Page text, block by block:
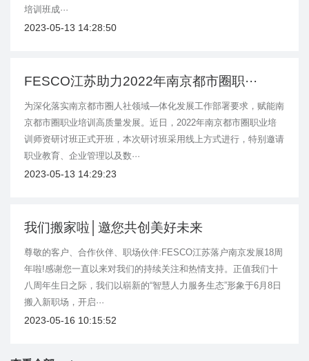
培训班成···
2023-05-13 14:28:50
FESCO江苏助力2022年南京都市圈职···
为深化落实南京都市圈人社领域—体化发展工作部署要求，赋能南
京都市圈职业培训高质量发展。近日，2022年南京都市圈职业培
训师资研讨班正式开班，本次研讨班采用线上方式进行，特别邀请
职业教育、企业管理以及数···
2023-05-13 14:29:23
我们搬家啦│邀您共创美好未来
尊敬的客户、合作伙伴、职场伙伴:FESCO江苏落户南京发展18周
年啦!感谢您一直以来对我们的持续关注和热情支持。正值我们十
八周年生日之际，我们以崭新的“智慧人力服务生态”形象于6月8日
搬入新职场，开启···
2023-05-16 10:15:52